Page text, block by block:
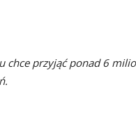
chce przyjąć ponad 6